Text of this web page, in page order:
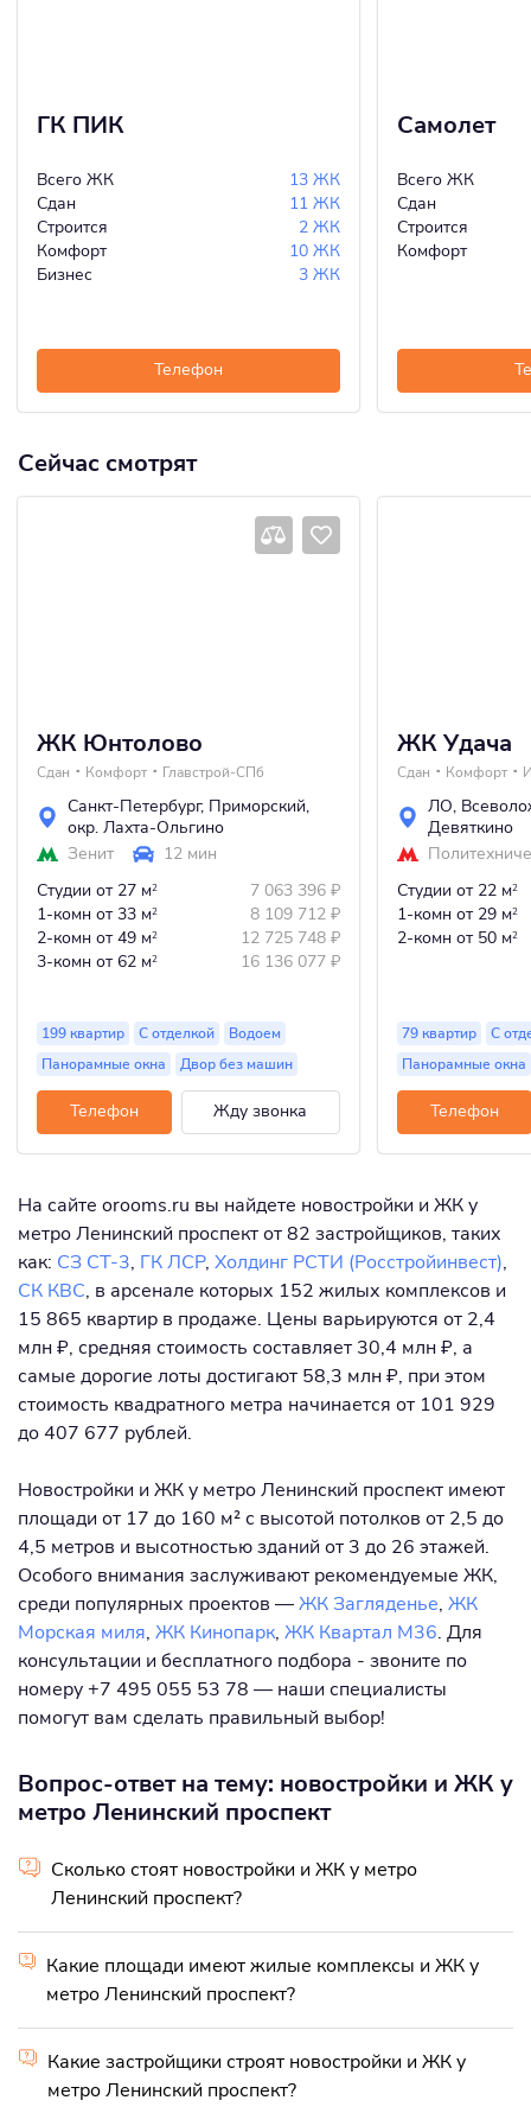
ГК ПИК
Всего ЖК
13 ЖК
Сдан
11 ЖК
Строится
2 ЖК
Комфорт
10 ЖК
Бизнес
3 ЖК
Телефон
Самолет
Всего ЖК
Сдан
Строится
Комфорт
Сейчас смотрят
ЖК Юнтолово
Сдан Комфорт Главстрой-СПб
Санкт-Петербург, Приморский,
окр. Лахта-Ольгино
Зенит
12 мин
Студии от 27 м2 7 063 396 ₽
1-комн от 33 м2 8 109 712 ₽
2-комн от 49 м2 12 725 748 ₽
3-комн от 62 м2 16 136 077 ₽
199 квартир С отделкой
Водоем
Панорамные окна
Двор без машин
Телефон Жду звонка
ЖК Удача
Сдан Комфорт
ЛО,
Девяткино
Студии от 22 м2
1-комн от 29 м2
2-комн от 50 м2
79 квартир
С
Панорамные окна
Телефон
На сайте orooms.ru вы найдете новостройки и ЖК у
метро Ленинский проспект от 82 застройщиков, таких
как: СЗ СТ-3, ГК ЛСР, Холдинг РСТИ (Росстройинвест),
СК КВС, в арсенале которых 152 жилых комплексов и
15 865 квартир в продаже. Цены варьируются от 2,4
млн ₽, средняя стоимость составляет 30,4 млн ₽, а
самые дорогие лоты достигают 58,3 млн ₽, при этом
стоимость квадратного метра начинается от 101 929
до 407 677 рублей.
Новостройки и ЖК у метро Ленинский проспект имеют
площади от 17 до 160 м² с высотой потолков от 2,5 до
4,5 метров и высотностью зданий от 3 до 26 этажей.
Особого внимания заслуживают рекомендуемые ЖК,
среди популярных проектов —ЖК Загляденье, ЖК
Морская миля, ЖК Кинопарк, ЖК Квартал М36. Для
консультации и бесплатного подбора - звоните по
номеру +7 495 055 53 78 — наши специалисты
помогут вам сделать правильный выбор!
Вопрос-ответ на тему: новостройки и ЖК у
метро Ленинский проспект
Сколько стоят новостройки и ЖК у метро
Ленинский проспект?
Какие площади имеют жилые комплексы и ЖК у
метро Ленинский проспект?
Какие застройщики строят новостройки и ЖК у
метро Ленинский проспект?